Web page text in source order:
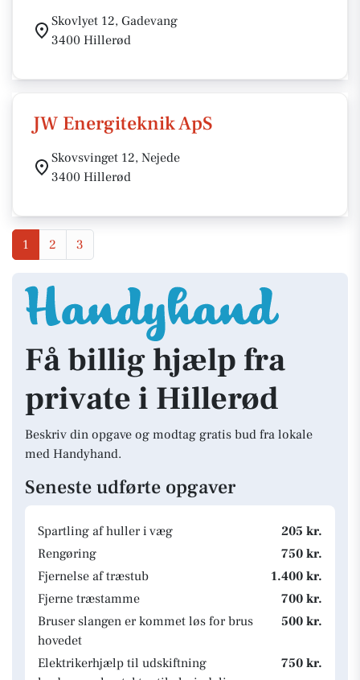
Skovlyet 12, Gadevang
3400 Hillerød
JW Energiteknik ApS
Skovsvinget 12, Nejede
3400 Hillerød
1 2 3
Få billig hjælp fra
private i Hillerød
Beskriv din opgave og modtag gratis bud fra lokale
med Handyhand.
Seneste udførte opgaver
Spartling af huller i væg
205 kr.
Rengøring
750 kr.
Fjernelse af træstub
1.400 kr.
Fjerne træstamme
700 kr.
Bruser slangen er kommet løs for brus
hovedet
500 kr.
Elektrikerhjælp til udskiftning
750 kr.